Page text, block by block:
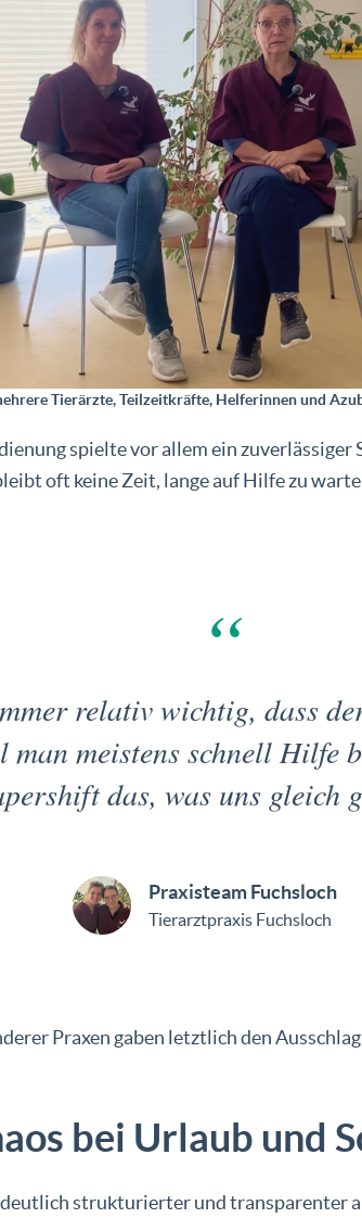
Tierärzte, Teilzeitkräfte, Helferinnen und
spielte vor allem ein zuverlässiger
oft keine Zeit, lange auf Hilfe zu
relativ wichtig, dass
meistens schnell Hilfe
das, was uns gleich
Praxisteam Fuchsloch
Tierarztpraxis Fuchsloch
Praxen gaben letztlich den
bei Urlaub und
strukturierter und transparenter